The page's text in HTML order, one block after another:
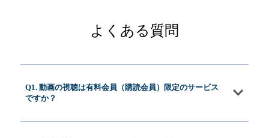
よくある質問
Q1. 動画の視聴は有料会員（購読会員）限定のサービス
ですか？